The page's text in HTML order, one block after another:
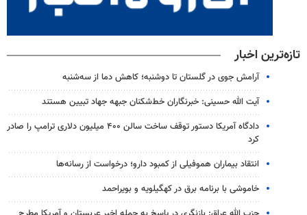
تازه‌ترین اخبار
آرامش جوی در گلستان تا دوشنبه؛ کاهش دما از سه‌شنبه
آیت الله حسینی: خبرنگاران خط‌شکنان جبهه جهاد تبیین هستند
دادگاه آمریکا دستور توقف ساخت سالن ۴۰۰ میلیون دلاری ترامپ را صادر
کرد
انتقاد بیماران هموفیلی از کمبود دارو؛ درخواست از رسانه‌ها
خاموشی با برنامه برق در کهگیلویه و بویراحمد